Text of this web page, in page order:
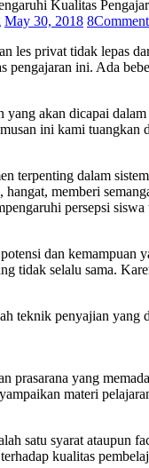
May 30, 2018 8
les privat tidak lepas
pengajaran ini. Ada
yang akan dicapai
ini kami
terpenting dalam
hangat, memberi
persepsi
dan kemampuan
tidak selalu sama.
teknik penyajian yang
prasarana yang
materi
satu syarat ataupun
kualitas